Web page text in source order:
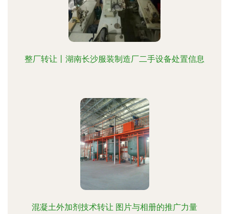
整厂转让丨湖南长沙服装制造厂二手设备处置信息
混凝土外加剂技术转让 图片与相册的推广力量